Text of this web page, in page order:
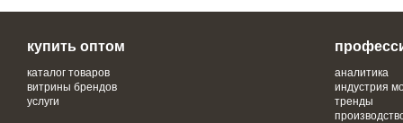
купить оптом
каталог товаров
витрины брендов
услуги
аналитика
индустрия
тренды